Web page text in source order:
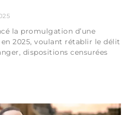
la promulgation d’une
2025, voulant rétablir le délit
dispositions censurées